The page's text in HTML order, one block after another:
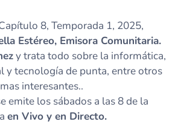
8, Temporada 1, 2025,
Estéreo, Emisora Comunitaria.
y trata todo sobre la informática,
y tecnología de punta, entre otros
interesantes..
emite los sábados a las 8 de la
en Vivo y en Directo.